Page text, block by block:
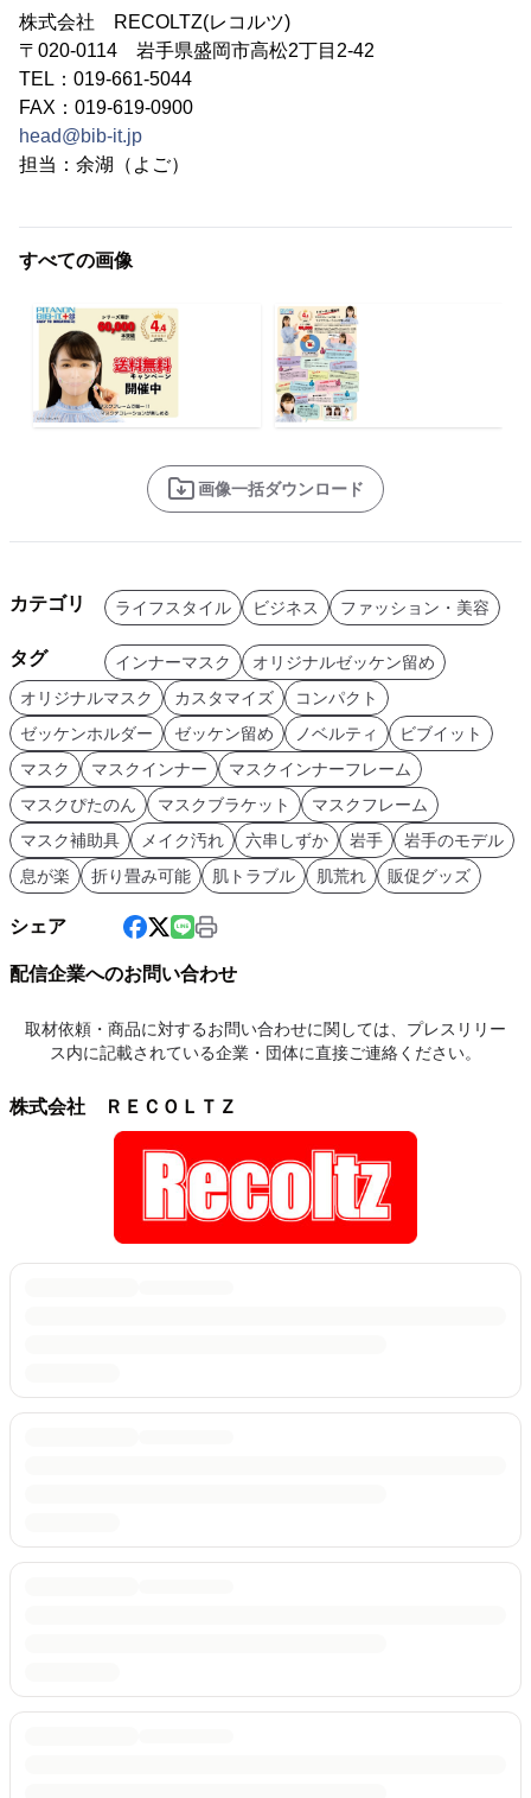
株式会社 RECOLTZ(レコルツ)
〒020-0114 岩手県盛岡市高松2丁目2-42
TEL：019-661-5044
FAX：019-619-0900
head@bib-it.jp
担当：余湖（よご）
すべての画像
画像一括ダウンロード
カテゴリ ライフスタイル ビジネス ファッション・美容
タグ インナーマスク
オリジナルゼッケン留め
オリジナルマスク
カスタマイズ
コンパクト
ゼッケンホルダー
ゼッケン留め ノベルティ
ビブイット
マスク
マスクインナー
マスクインナーフレーム
マスクぴたのん
マスクブラケット
マスクフレーム
マスク補助具
メイク汚れ 六串しずか 岩手
岩手のモデル
息が楽
折り畳み可能 肌トラブル 肌荒れ 販促グッズ
シェア
配信企業へのお問い合わせ
取材依頼・商品に対するお問い合わせに関しては、プレスリリー
ス内に記載されている企業・団体に直接ご連絡ください。
株式会社 ＲＥＣＯＬＴＺ